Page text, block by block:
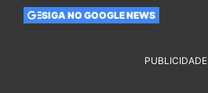
SIGA NO GOOGLE NEWS
PUBLICIDADE